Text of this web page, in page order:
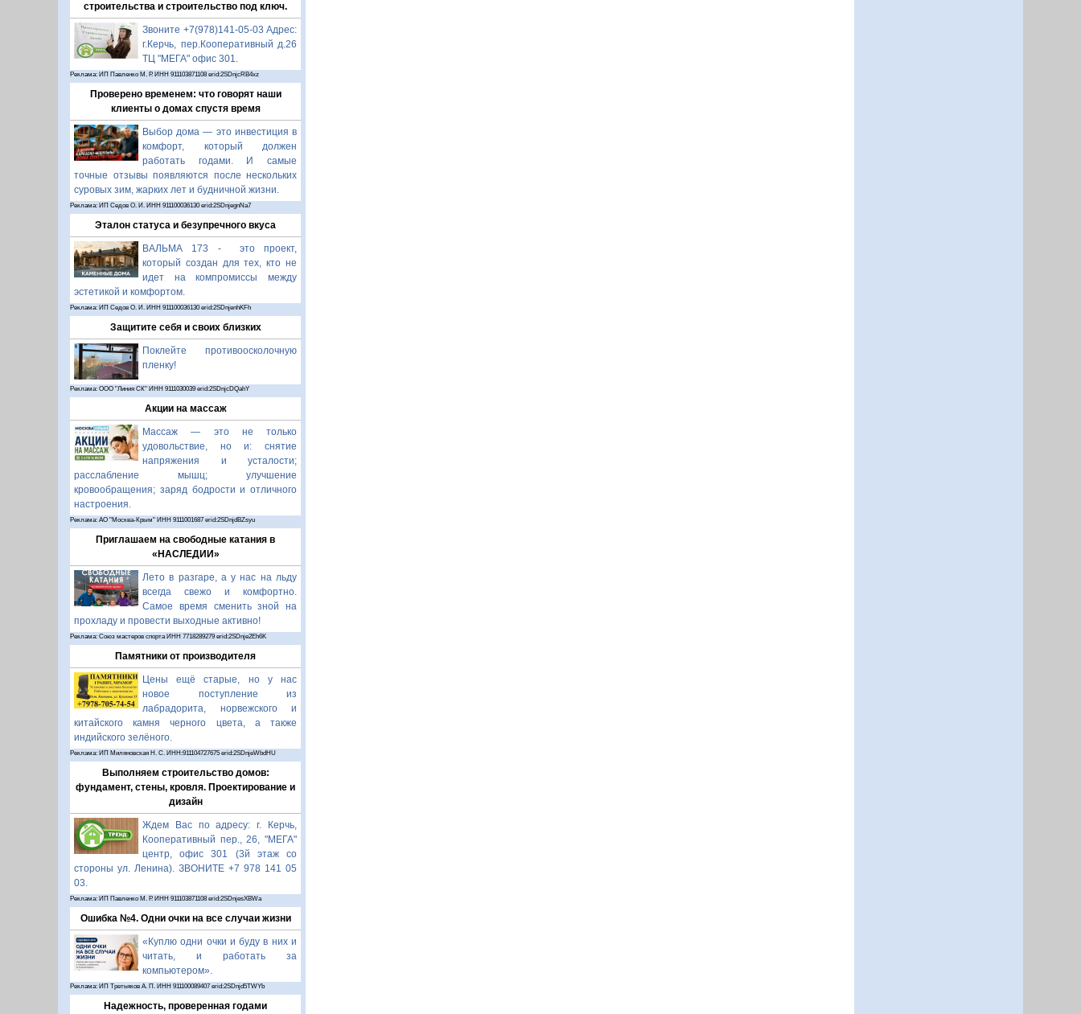
строительства и строительство под ключ.
Звоните +7(978)141-05-03 Адрес:
г.Керчь, пер.Кооперативный д.26
ТЦ "МЕГА" офис 301.
Реклама: ИП Павленко М. Р. ИНН 911103871108 erid:2SDnjcRB4xz
Проверено временем: что говорят наши
клиенты о домах спустя время
Выбор дома — это инвестиция в
комфорт, который должен
работать годами. И самые
точные отзывы появляются после нескольких
суровых зим, жарких лет и будничной жизни.
Реклама: ИП Седов О. И. ИНН 911100036130 erid:2SDnjegnNa7
Эталон статуса и безупречного вкуса
ВАЛЬМА 173 - это проект,
который создан для тех, кто не
идет на компромиссы между
эстетикой и комфортом.
Реклама: ИП Седов О. И. ИНН 911100036130 erid:2SDnjenhKFh
Защитите себя и своих близких
Поклейте противоосколочную
пленку!
Реклама: ООО "Линия СК" ИНН 9111030039 erid:2SDnjcDQahY
Акции на массаж
Массаж — это не только
удовольствие, но и: снятие
напряжения и усталости;
расслабление мышц; улучшение
кровообращения; заряд бодрости и отличного
настроения.
Реклама: АО "Москва-Крым" ИНН 9111001687 erid:2SDnjdBZsyu
Приглашаем на свободные катания в
«НАСЛЕДИИ»
Лето в разгаре, а у нас на льду
всегда свежо и комфортно.
Самое время сменить зной на
прохладу и провести выходные активно!
Реклама: Союз мастеров спорта ИНН 7718289279 erid:2SDnje2Eh6K
Памятники от производителя
Цены ещё старые, но у нас
новое поступление из
лабрадорита, норвежского и
китайского камня черного цвета, а также
индийского зелёного.
Реклама: ИП Миляновская Н. С. ИНН:911104727675 erid:2SDnjeWbdHU
Выполняем строительство домов:
фундамент, стены, кровля. Проектирование и
дизайн
Ждем Вас по адресу: г. Керчь,
Кооперативный пер., 26, "МЕГА"
центр, офис 301 (3й этаж со
стороны ул. Ленина). ЗВОНИТЕ +7 978 141 05
03.
Реклама: ИП Павленко М. Р. ИНН 911103871108 erid:2SDnjesXBWa
Ошибка №4. Одни очки на все случаи жизни
«Куплю одни очки и буду в них и
читать, и работать за
компьютером».
Реклама: ИП Третьяков А. П. ИНН 911100089407 erid:2SDnjd5TWYb
Надежность, проверенная годами